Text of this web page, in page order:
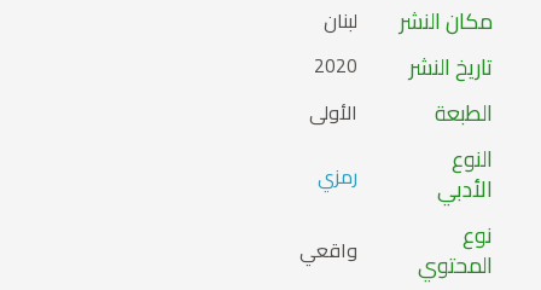
مكان النشر لبنان
تاريخ النشر 2020
الطبعة الأولى
النوع
الأدبي رمزي
نوع
المحتوي واقعي